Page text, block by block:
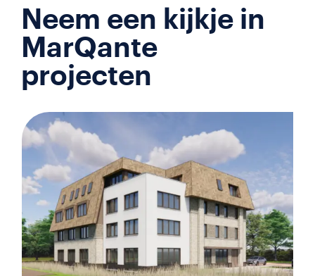
Neem een kijkje in
MarQante
projecten